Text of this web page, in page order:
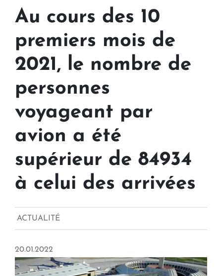
Au cours des 10
premiers mois de
2021, le nombre de
personnes
voyageant par
avion a été
supérieur de 84934
à celui des arrivées
ACTUALITÉ
20.01.2022